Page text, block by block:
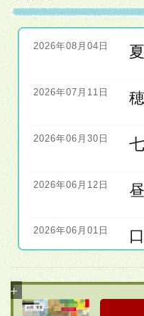
2026年08月04日
2026年07月11日
2026年06月30日
2026年06月12日
2026年06月01日
2026年06月01日